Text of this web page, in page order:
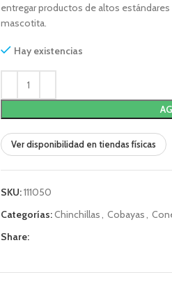
entregar productos de altos
mascotita.
Hay existencias
Ver disponibilidad en tiendas físicas
SKU:111050
Categorías:Chinchillas, Cobayas,
Share: